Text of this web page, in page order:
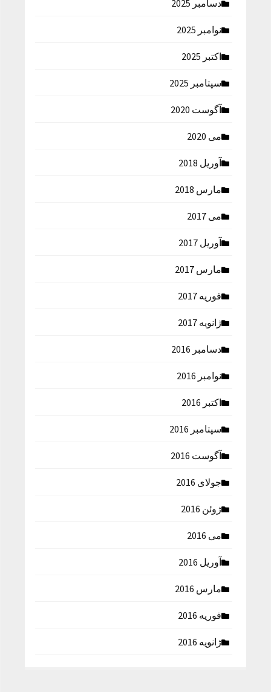
دسامبر 2025
نوامبر 2025
اکتبر 2025
سپتامبر 2025
آگوست 2020
می 2020
آوریل 2018
مارس 2018
می 2017
آوریل 2017
مارس 2017
فوریه 2017
ژانویه 2017
دسامبر 2016
نوامبر 2016
اکتبر 2016
سپتامبر 2016
آگوست 2016
جولای 2016
ژوئن 2016
می 2016
آوریل 2016
مارس 2016
فوریه 2016
ژانویه 2016